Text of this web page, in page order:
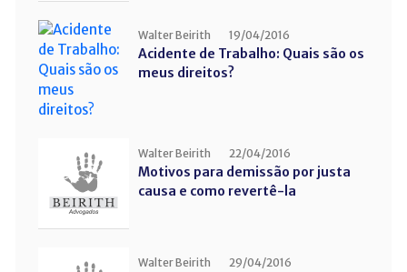
Walter Beirith 19/04/2016
Acidente de Trabalho: Quais são os
meus direitos?
Walter Beirith 22/04/2016
Motivos para demissão por justa
causa e como revertê-la
Walter Beirith 29/04/2016